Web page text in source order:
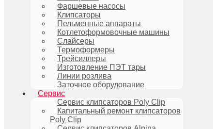
Фаршевые насосы
Клипсаторы
Пельменные аппараты
Котлетоформовочные машины
Слайсеры
Термоформеры
Трейсиллеры
Изготовление ПЭТ тары
Линии розлива
Заточное оборудование
Сервис
Сервис клипсаторов Poly Clip
Капитальный ремонт клипсаторов
Poly Clip